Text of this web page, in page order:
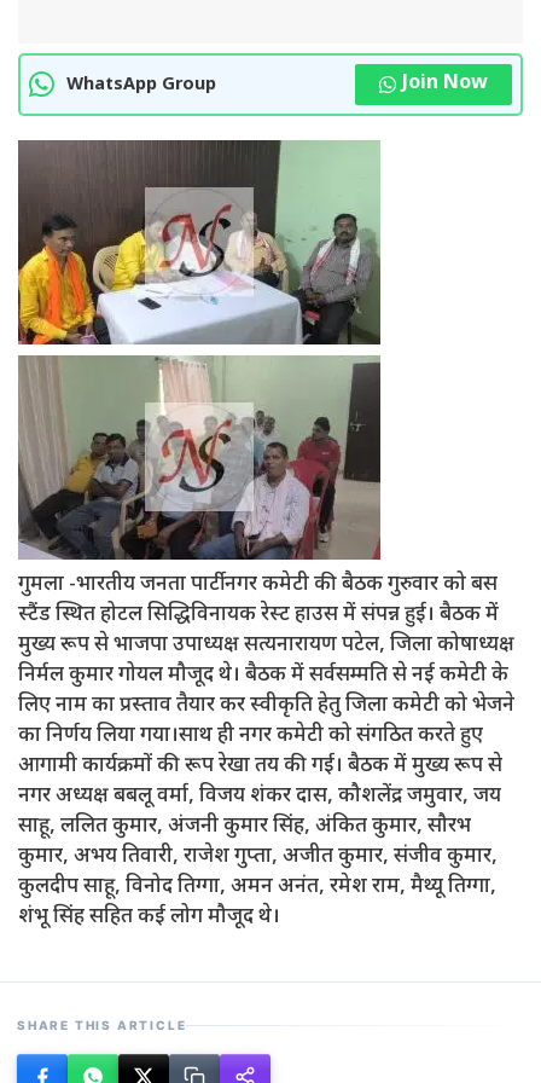
WhatsApp Group Join Now
गुमला -भारतीय जनता पार्टी नगर कमेटी की बैठक गुरुवार को बस
स्टैंड स्थित होटल सिद्धिविनायक रेस्ट हाउस में संपन्न हुई। बैठक में
मुख्य रूप से भाजपा उपाध्यक्ष सत्यनारायण पटेल, जिला कोषाध्यक्ष
निर्मल कुमार गोयल मौजूद थे। बैठक में सर्वसम्मति से नई कमेटी के
लिए नाम का प्रस्ताव तैयार कर स्वीकृति हेतु जिला कमेटी को भेजने
का निर्णय लिया गया।साथ ही नगर कमेटी को संगठित करते हुए
आगामी कार्यक्रमों की रूप रेखा तय की गई। बैठक में मुख्य रूप से
नगर अध्यक्ष बबलू वर्मा, विजय शंकर दास, कौशलेंद्र जमुवार, जय
साहू, ललित कुमार, अंजनी कुमार सिंह, अंकित कुमार, सौरभ
कुमार, अभय तिवारी, राजेश गुप्ता, अजीत कुमार, संजीव कुमार,
कुलदीप साहू, विनोद तिग्गा, अमन अनंत, रमेश राम, मैथ्यू तिग्गा,
शंभू सिंह सहित कई लोग मौजूद थे।
SHARE THIS ARTICLE